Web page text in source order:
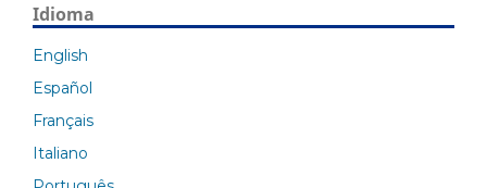
Idioma
English
Español
Français
Italiano